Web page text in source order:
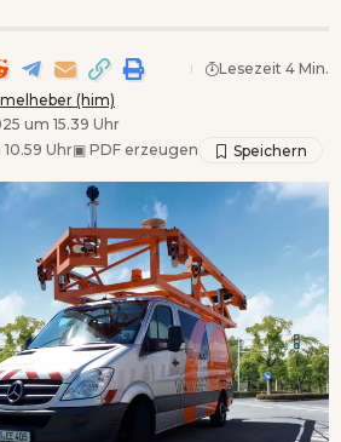
(him)
um 15.39 Uhr
Uhr▣ PDF erzeugen
Lesezeit 4 Min.